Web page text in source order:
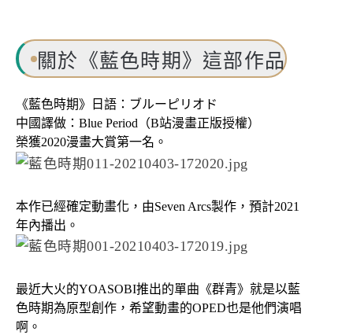
關於《藍色時期》這部作品
《藍色時期》日語：ブルーピリオド
中國譯做：Blue Period（B站漫畫正版授權）
榮獲2020漫畫大賞第一名。
本作已經確定動畫化，由Seven Arcs製作，預計2021
年內播出。
最近大火的YOASOBI推出的單曲《群青》就是以藍
色時期為原型創作，希望動畫的OPED也是他們演唱
啊。